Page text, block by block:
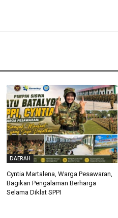
DAERAH
Cyntia Martalena, Warga Pesawaran,
Bagikan Pengalaman Berharga
Selama Diklat SPPI